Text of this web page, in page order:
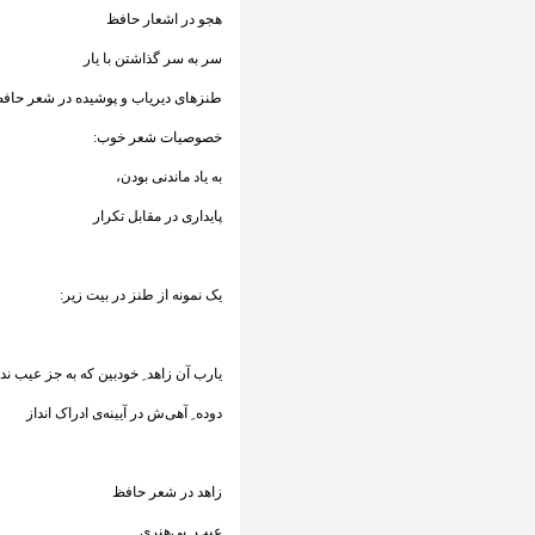
هجو در اشعار حافظ
سر به سر گذاشتن با یار
طنزهای‌ دیر‌یاب و پوشیده در شعر
خصوصیات شعر خوب:
به یاد ماندنی بودن،
پایداری در مقابل تکرار
یک نمونه از طنز در بیت زیر:
یارب آن زاهد ِ خودبین که به جز عیب
دوده ِ آهی‌ش در آیینه‌ی ادراک انداز
زاهد در شعر حافظ
عیب ِ بی‌هنری